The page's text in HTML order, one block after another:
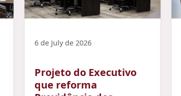
6 de July de 2026
Projeto do Executivo
que reforma